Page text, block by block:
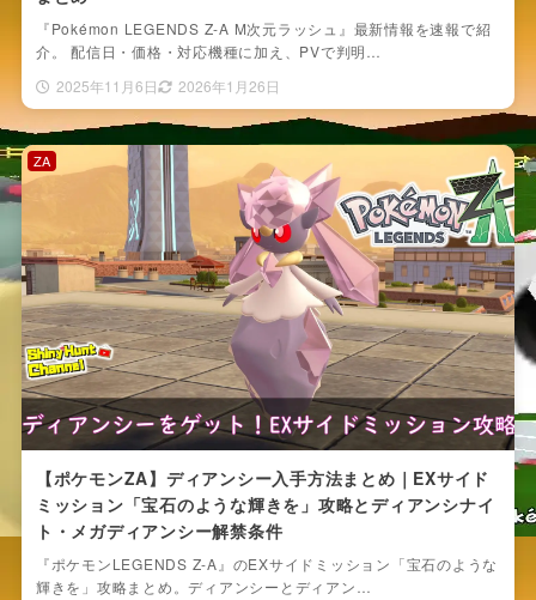
『Pokémon LEGENDS Z-A M次元ラッシュ』最新情報を速報で紹
介。 配信日・価格・対応機種に加え、PVで判明…
2025年11月6日
2026年1月26日
【ポケモンZA】ディアンシー入手方法まとめ｜EXサイド
ミッション「宝石のような輝きを」攻略とディアンシナイ
ト・メガディアンシー解禁条件
『ポケモンLEGENDS Z-A』のEXサイドミッション「宝石のような
輝きを」攻略まとめ。ディアンシーとディアン…
ZA